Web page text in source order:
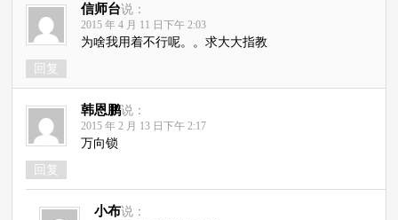
信师台说：
2015 年 4 月 11 日下午 2:03
为啥我用着不行呢。。求大大指教
回复
韩恩鹏说：
2015 年 2 月 13 日下午 2:17
万向锁
回复
小布说：